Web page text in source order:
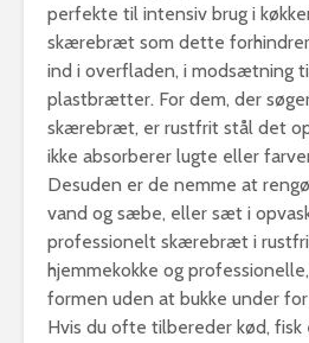
perfekte til intensiv brug i
skærebræt som dette
ind i overfladen, i modsætning
plastbrætter. For dem, der
skærebræt, er rustfrit stål det
ikke absorberer lugte eller
Desuden er de nemme at
vand og sæbe, eller sæt i
professionelt skærebræt i
hjemmekokke og
formen uden at bukke under
Hvis du ofte tilbereder kød, fisk